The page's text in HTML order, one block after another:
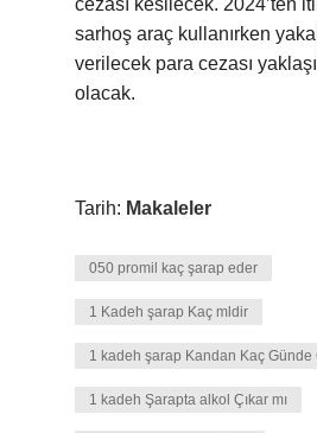
cezası kesilecek. 2024’ten
sarhoş araç kullanırken
verilecek para cezası
olacak.
Tarih: Makaleler
050 promil kaç şarap eder
1 Kadeh şarap Kaç mldir
1 kadeh şarap Kandan Kaç Günde
1 kadeh Şarapta alkol Çıkar mı